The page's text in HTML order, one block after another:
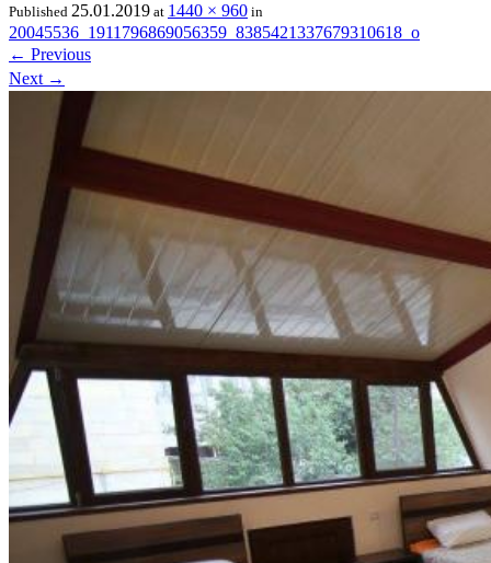
Published 25.01.2019 at 1440 × 960 in
20045536_1911796869056359_8385421337679310618_o
← Previous
Next →